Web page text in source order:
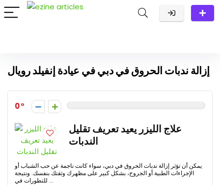
إزالة ندبات الحروق في دبي في عيادة إنفيلد رويال
0
علاج الليزر يعيد تعريف تقليل
الندبات
يمكن أن تؤثر إزالة ندبات الحروق في دبي، سواء كانت ناجمة عن حب الشباب أو
الإجراءات الطبية أو الجروح، بشكل كبير على مظهرك وثقتك بنفسك. ونتيجة
للتطورات في ...